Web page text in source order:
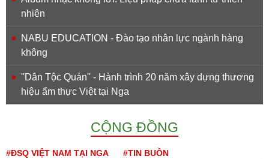
nhiên
NABU EDUCATION - Đào tạo nhân lực ngành hàng
không
''Dân Tộc Quán'' - Hành trình 20 năm xây dựng thương
hiệu ẩm thực Việt tại Nga
CỘNG ĐỒNG
#ĐSQ VIỆT NAM TẠI NGA #TIN BUỒN